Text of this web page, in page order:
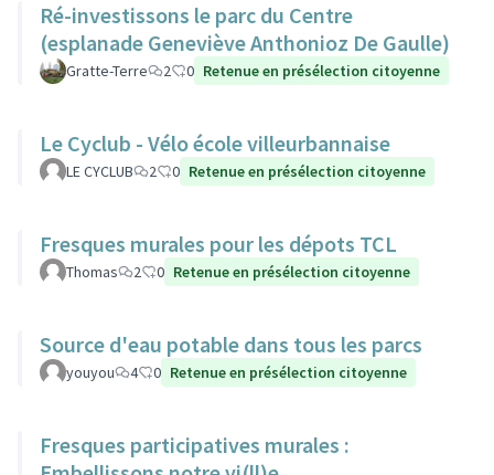
Ré-investissons le parc du Centre
(esplanade Geneviève Anthonioz De Gaulle)
Gratte-Terre 2 0 Retenue en présélection citoyenne
Le Cyclub - Vélo école villeurbannaise
LE CYCLUB 2 0 Retenue en présélection citoyenne
Fresques murales pour les dépots TCL
Thomas 2 0 Retenue en présélection citoyenne
Source d'eau potable dans tous les parcs
youyou 4 0 Retenue en présélection citoyenne
Fresques participatives murales :